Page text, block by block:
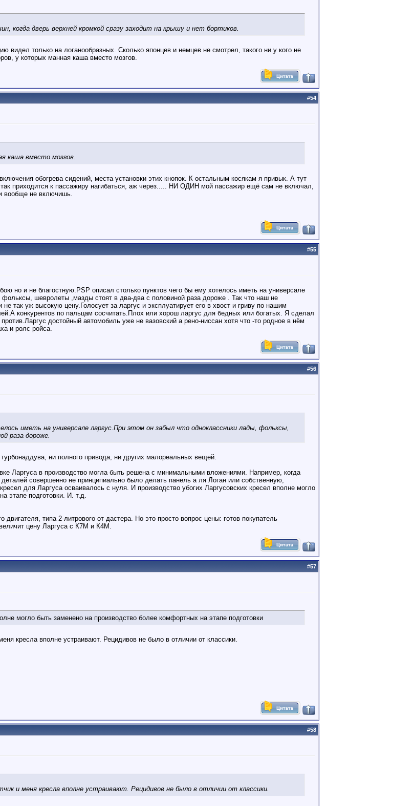
дверь верхней кромкой сразу заходит на крышу и нет бортиков.
видел только на логанообразных. Сколько японцев и немцев не смотрел, такого ни у кого не
у которых манная каша вместо мозгов.
#54
каша вместо мозгов.
обогрева сидений, места установки этих кнопок. К остальным косякам я привык. А тут
приходится к пассажиру нагибаться, аж через..... НИ ОДИН мой пассажир ещё сам не включал,
вообще не включишь.
#55
но и не благостную.PSP описал столько пунктов чего бы ему хотелось иметь на универсале
шевролеты ,мазды стоят в два-два с половиной раза дороже . Так что наш не
так уж высокую цену.Голосует за ларгус и эксплуатирует его в хвост и гриву по нашим
конкурентов по пальцам сосчитать.Плох или хорош ларгус для бедных или богатых. Я сделал
достойный автомобиль уже не вазовский а рено-ниссан хотя что -то родное в нём
и ролс ройса.
#56
иметь на универсале ларгус.При этом он забыл что одноклассники лады, фольксы,
раза дороже.
ни полного привода, ни других малореальных вещей.
Ларгуса в производство могла быть решена с минимальными вложениями. Например, когда
совершенно не принципиально было делать панель а ля Логан или собственную,
для Ларгуса осваивалось с нуля. И производство убогих Ларгусовских кресел вполне могло
этапе подготовки. И. т.д.
типа 2-литрового от дастера. Но это просто вопрос цены: готов покупатель
цену Ларгуса с К7М и К4М.
#57
могло быть заменено на производство более комфортных на этапе подготовки
кресла вполне устраивают. Рецидивов не было в отличии от классики.
#58
и меня кресла вполне устраивают. Рецидивов не было в отличии от классики.